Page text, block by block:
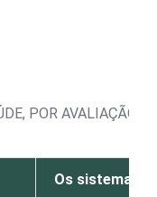
POR AVALIAÇÃO
Os sistemas